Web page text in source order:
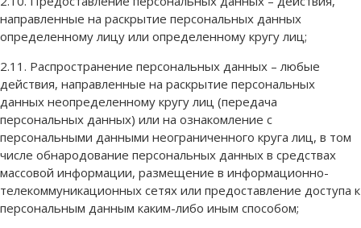
направленные на раскрытие персональных данных
определенному лицу или определенному кругу лиц;
2.11. Распространение персональных данных – любые
действия, направленные на раскрытие персональных
данных неопределенному кругу лиц (передача
персональных данных) или на ознакомление с
персональными данными неограниченного круга лиц, в том
числе обнародование персональных данных в средствах
массовой информации, размещение в информационно-
телекоммуникационных сетях или предоставление доступа к
персональным данным каким-либо иным способом;